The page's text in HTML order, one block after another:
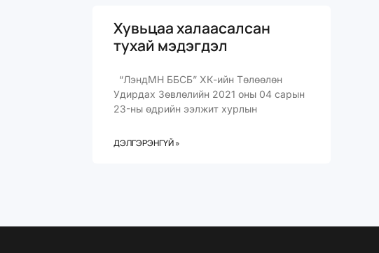
Хувьцаа халаасалсан
тухай мэдэгдэл
“ЛэндМН ББСБ” ХК-ийн Төлөөлөн
Удирдах Зөвлөлийн 2021 оны 04 сарын
23-ны өдрийн ээлжит хурлын
ДЭЛГЭРЭНГҮЙ »